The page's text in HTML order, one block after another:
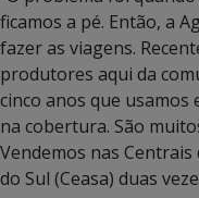
ficamos a pé. Então, a
fazer as viagens.
produtores aqui da
cinco anos que usamos
na cobertura. São
Vendemos nas
do Sul (Ceasa) duas